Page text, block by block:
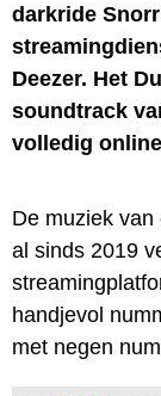
darkride
Deezer. Het
soundtrack
volledig
De muziek
al sinds 2019
handjevol
met negen